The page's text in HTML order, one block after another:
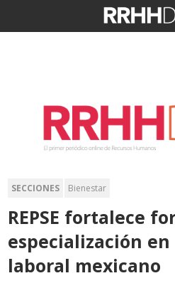
SECCIONES Bienestar
REPSE fortalece
especialización
laboral mexicano